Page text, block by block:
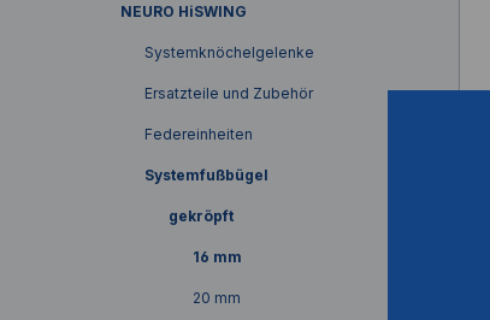
NEURO HiSWING
Systemknöchelgelenke
Ersatzteile und Zubehör
Federeinheiten
Systemfußbügel
gekröpft
16 mm
20 mm